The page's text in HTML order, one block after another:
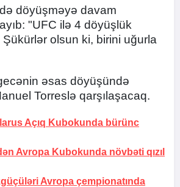
döyüşməyə davam
"UFC ilə 4 döyüşlük
olsun ki, birini uğurla
əsas döyüşündə
Torreslə qarşılaşacaq.
Açıq Kubokunda bürünc
Avropa Kubokunda növbəti qızıl
Avropa çempionatında